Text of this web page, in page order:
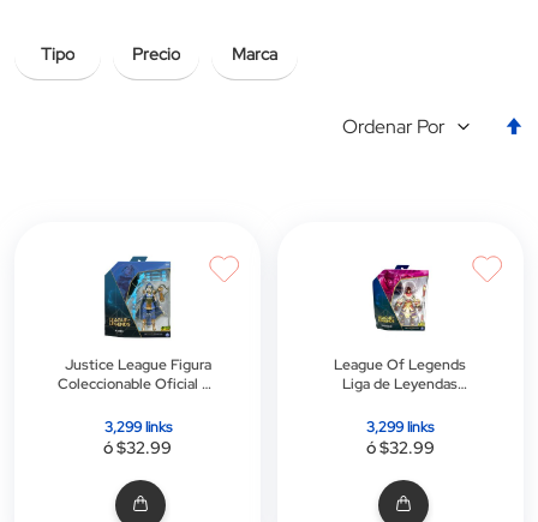
Tipo Precio Marca
Ordenar Por
Justice League Figura
Coleccionable Oficial de
3,299 links
ó $32.99
League Of Legends
Liga de Leyendas
Acción
3,299 links
ó $32.99